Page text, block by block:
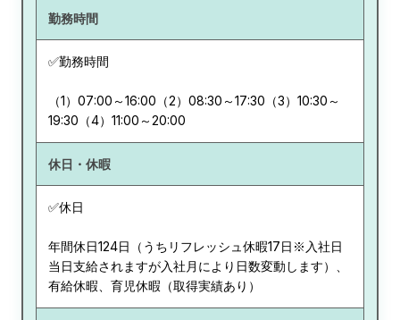
勤務時間
✅勤務時間
（1）07:00～16:00（2）08:30～17:30（3）10:30～
19:30（4）11:00～20:00
休日・休暇
✅休日
年間休日124日（うちリフレッシュ休暇17日※入社日
当日支給されますが入社月により日数変動します）、
有給休暇、育児休暇（取得実績あり）